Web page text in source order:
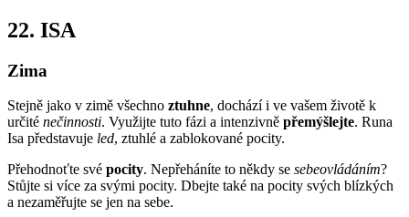
22. ISA
Zima
Stejně jako v zimě všechno ztuhne, dochází i ve vašem životě k
určité nečinnosti. Využijte tuto fázi a intenzivně přemýšlejte. Runa
Isa představuje led, ztuhlé a zablokované pocity.
Přehodnoťte své pocity. Nepřeháníte to někdy se sebeovládáním?
Stůjte si více za svými pocity. Dbejte také na pocity svých blízkých
a nezaměřujte se jen na sebe.